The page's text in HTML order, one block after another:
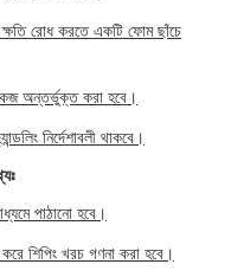
ক্ষতি রোধ করতে একটি ফোম ছাঁচে
অন্তর্ভুক্ত করা হবে।
নির্দেশাবলী থাকবে।
পাঠানো হবে।
শিপিং খরচ গণনা করা হবে।